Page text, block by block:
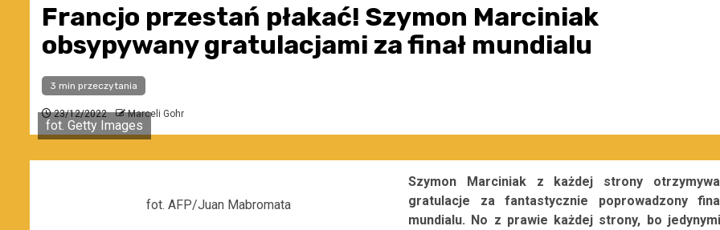
Francjo przestań płakać! Szymon Marciniak
obsypywany gratulacjami za finał mundialu
3 min przeczytania
23/12/2022 Marceli Gohr
fot. Getty Images
fot. AFP/Juan Mabromata
Szymon Marciniak z każdej strony
gratulacje za fantastycznie poprowadzony
mundialu. No z prawie każdej strony, bo